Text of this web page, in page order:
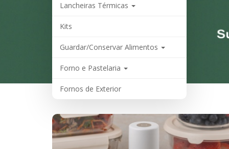
Lancheiras Térmicas
Kits
Guardar/Conservar Alimentos
Forno e Pastelaria
Fornos de Exterior
Air Fryer e Forno